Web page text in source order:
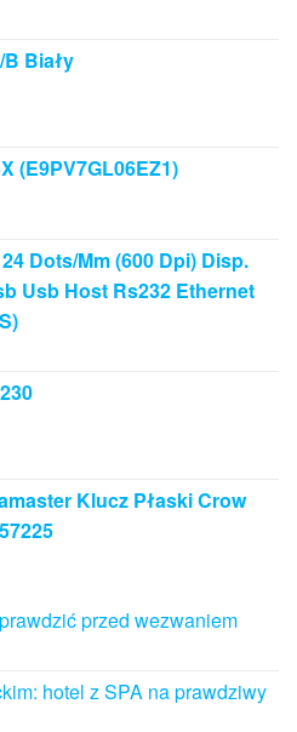
Biały
(E9PV7GL06EZ1)
Dots/Mm (600 Dpi) Disp.
Usb Host Rs232 Ethernet
Klucz Płaski Crow
przed wezwaniem
hotel z SPA na prawdziwy